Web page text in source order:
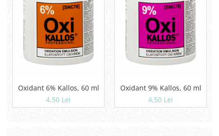
Oxidant 6% Kallos, 60 ml
4,50 Lei
Oxidant 9% Kallos, 60 ml
4,50 Lei